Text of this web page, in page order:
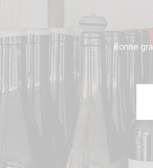
Bonne